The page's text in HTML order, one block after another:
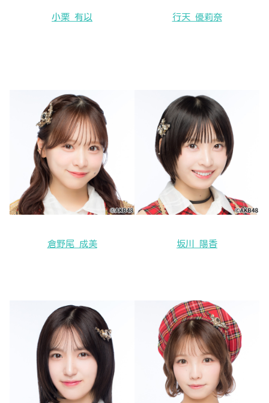
小栗 有以 行天 優莉奈
倉野尾 成美 坂川 陽香